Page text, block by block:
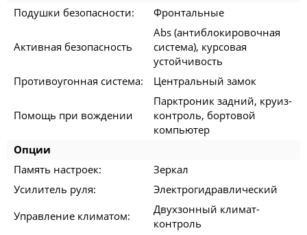
Подушки безопасности:
Фронтальные
Активная безопасность
Abs (антиблокировочная
система), курсовая
устойчивость
Противоугонная система:
Центральный замок
Помощь при вождении
Парктроник задний, круиз-
контроль, бортовой
компьютер
Опции
Память настроек:
Зеркал
Усилитель руля:
Электрогидравлический
Управление климатом:
Двухзонный климат-
контроль